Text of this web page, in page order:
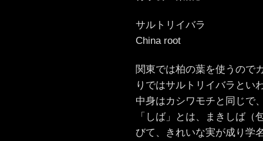
サルトリイバラ
China root
関東では柏の葉を使うので
りではサルトリイバラとい
中身はカシワモチと同じで
「しば」とは、まきしば
びて、きれいな実が成り学